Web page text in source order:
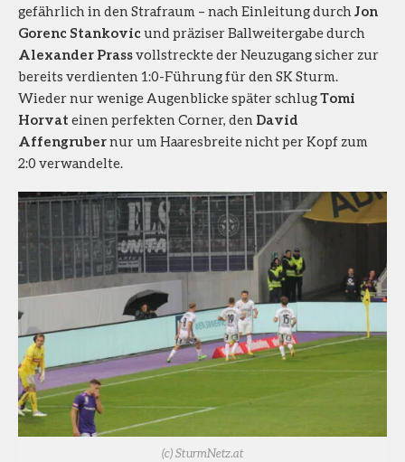
gefährlich in den Strafraum – nach Einleitung durch Jon
Gorenc Stankovicund präziser Ballweitergabe durch
Alexander Prassvollstreckte der Neuzugang sicher zur
bereits verdienten 1:0-Führung für den SK Sturm.
Wieder nur wenige Augenblicke später schlugTomi
Horvat einen perfekten Corner, den David
Affengrubernur um Haaresbreite nicht per Kopf zum
2:0 verwandelte.
(c) SturmNetz.at